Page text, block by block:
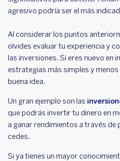
agresivo podría ser el más
Al considerar los puntos
olvides evaluar tu experiencia y
las inversiones. Si eres nuevo en
estrategias más simples y
buena idea.
Un gran ejemplo son las
que podrás invertir tu dinero en
a ganar rendimientos a través de
cedes.
Si ya tienes un mayor